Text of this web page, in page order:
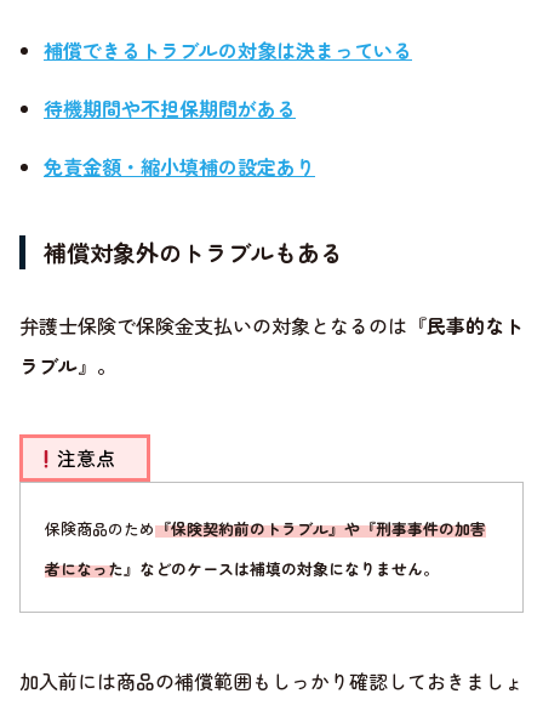
補償できるトラブルの対象は決まっている
待機期間や不担保期間がある
免責金額・縮小填補の設定あり
補償対象外のトラブルもある
弁護士保険で保険金支払いの対象となるのは『民事的なト
ラブル』。
注意点
保険商品のため『保険契約前のトラブル』や『刑事事件の加害
者になった』などのケースは補填の対象になりません。
加入前には商品の補償範囲もしっかり確認しておきましょ